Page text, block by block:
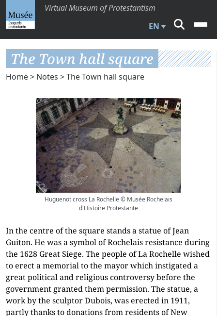
Virtual Museum of Protestantism
EN
The Town hall square
Home> Notes > The Town hall square
Huguenot cross La Rochelle © Musée Rochelais
d'Histoire Protestante
In the centre of the square stands a statue of Jean
Guiton. He was a symbol of Rochelais resistance during
the 1628 Great Siege. The people of La Rochelle wished
to erect a memorial to the mayor which instigated a
great political and religious controversy before the
government granted them permission. The statue, a
work by the sculptor Dubois, was erected in 1911,
partly thanks to donations from residents of New